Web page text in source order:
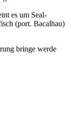
es um Seal-
(port. Bacalhau)
bringe werde